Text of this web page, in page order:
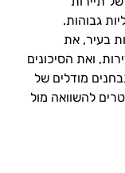
גבוהות.
בעיר, את
ואת הסיכונים
מודלים של
להשוואה מול